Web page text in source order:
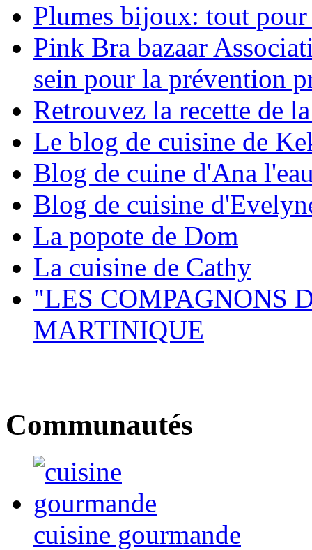
Plumes bijoux: tout
Pink Bra bazaar
sein pour la prévention
Retrouvez la recette de
Le blog de cuisine de
Blog de cuine d'Ana
Blog de cuisine
La popote de Dom
La cuisine de Cathy
"LES COMPAGNONS
MARTINIQUE
Communautés
cuisine gourmande